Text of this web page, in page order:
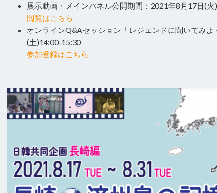
展示動画・メインパネル公開期間：2021年8月17日(
閲覧はこちら
オンラインQ&Aセッション「レジェンドに聞いてみ
(土)14:00-15:30
参加登録はこちら